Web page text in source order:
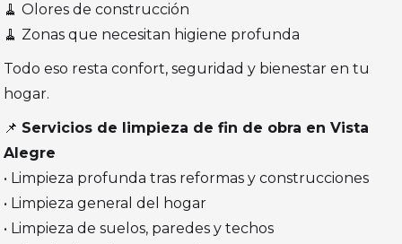
🧹 Olores de construcción
🧹 Zonas que necesitan higiene profunda
Todo eso resta confort, seguridad y bienestar en tu
hogar.
📌 Servicios de limpieza de fin de obra en Vista
Alegre
• Limpieza profunda tras reformas y construcciones
• Limpieza general del hogar
• Limpieza de suelos, paredes y techos